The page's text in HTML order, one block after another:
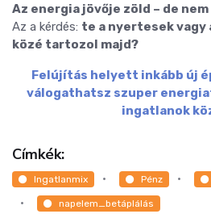
Az energia jövője zöld – de
Az a kérdés: te a nyertesek vagy
közé tartozol majd?
Felújítás helyett inkább új
válogathatsz szuper
ingatlanok
Címkék:
Ingatlanmix Pénz
napelem_betáplálás